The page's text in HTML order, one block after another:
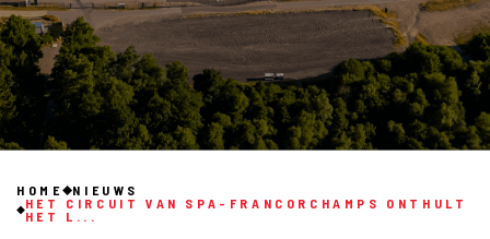
HOME
NIEUWS
HET CIRCUIT VAN SPA-FRANCORCHAMPS ONTHULT
HET L...